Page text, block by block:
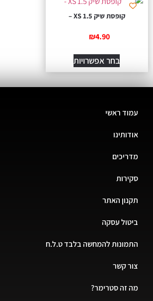
קופסת שיק 1.5 XS –
₪4.90
בחר אפשרויות
עמוד ראשי
אודותינו
מדריכים
סקירות
תקנון האתר
ביטול עסקה
התמונות להמחשה בלבד ט.ל.ח
צור קשר
מה זה סטרימר?